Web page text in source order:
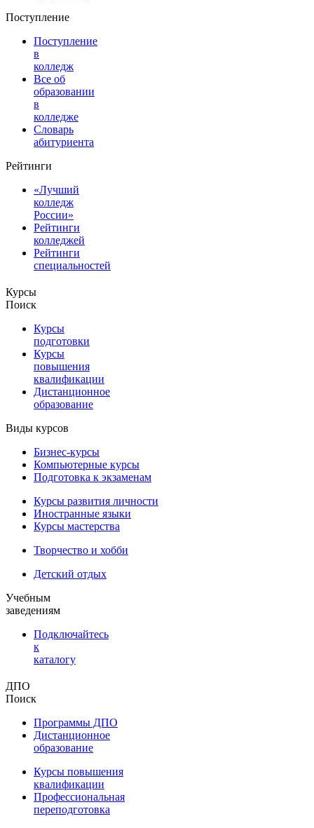
Поступление
Поступление
в
колледж
Все об
образовании
в
колледже
Словарь
абитуриента
Рейтинги
«Лучший
колледж
России»
Рейтинги
колледжей
Рейтинги
специальностей
Курсы
Поиск
Курсы
подготовки
Курсы
повышения
квалификации
Дистанционное
образование
Виды курсов
Бизнес-курсы
Компьютерные курсы
Подготовка к экзаменам
Курсы развития личности
Иностранные языки
Курсы мастерства
Творчество и хобби
Детский отдых
Учебным
заведениям
Подключайтесь
к
каталогу
ДПО
Поиск
Программы ДПО
Дистанционное
образование
Курсы повышения
квалификации
Профессиональная
переподготовка